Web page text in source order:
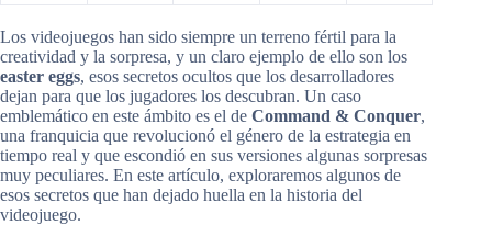
Los videojuegos han sido siempre un terreno fértil para la
creatividad y la sorpresa, y un claro ejemplo de ello son los
easter eggs, esos secretos ocultos que los desarrolladores
dejan para que los jugadores los descubran. Un caso
emblemático en este ámbito es el de Command & Conquer,
una franquicia que revolucionó el género de la estrategia en
tiempo real y que escondió en sus versiones algunas sorpresas
muy peculiares. En este artículo, exploraremos algunos de
esos secretos que han dejado huella en la historia del
videojuego.